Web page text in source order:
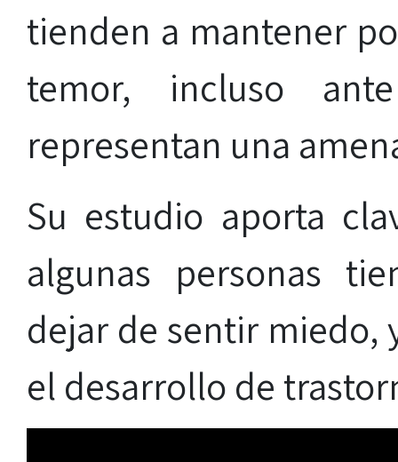
tienden a mantener
temor, incluso
representan una
Su estudio aporta
algunas personas
dejar de sentir miedo,
el desarrollo de